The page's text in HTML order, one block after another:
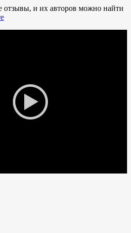
отзывы, и их авторов можно найти